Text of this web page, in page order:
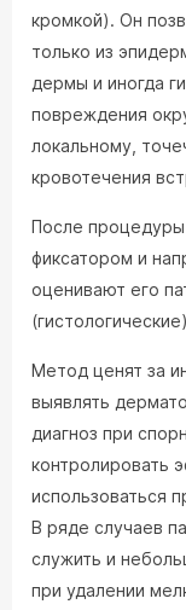
кромкой). Он
только из
дермы и иногда
повреждения
локальному,
кровотечения
После
фиксатором и
оценивают его
Метод ценят за
выявлять
диагноз при
контролировать
использоваться
В ряде случаев
служить и
при удалении